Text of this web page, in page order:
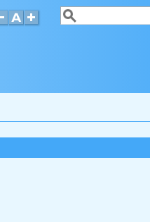
Форма поиска
Поиск